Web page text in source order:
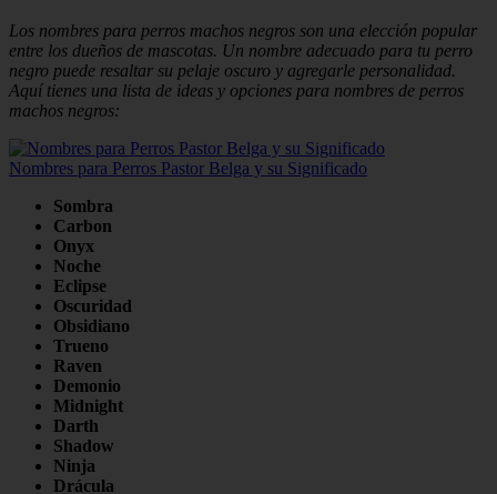
Los nombres para perros machos negros son una elección popular
entre los dueños de mascotas. Un nombre adecuado para tu perro
negro puede resaltar su pelaje oscuro y agregarle personalidad.
Aquí tienes una lista de ideas y opciones para nombres de perros
machos negros:
Nombres para Perros Pastor Belga y su Significado
Sombra
Carbon
Onyx
Noche
Eclipse
Oscuridad
Obsidiano
Trueno
Raven
Demonio
Midnight
Darth
Shadow
Ninja
Drácula